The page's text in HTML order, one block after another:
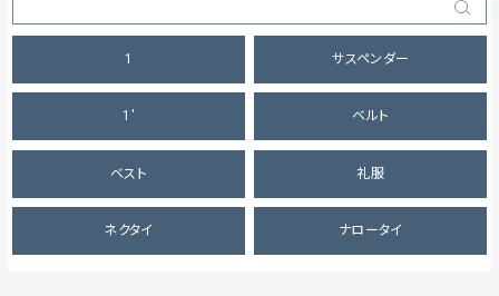
1 サスペンダー
1' ベルト
ベスト 礼服
ネクタイ ナロータイ